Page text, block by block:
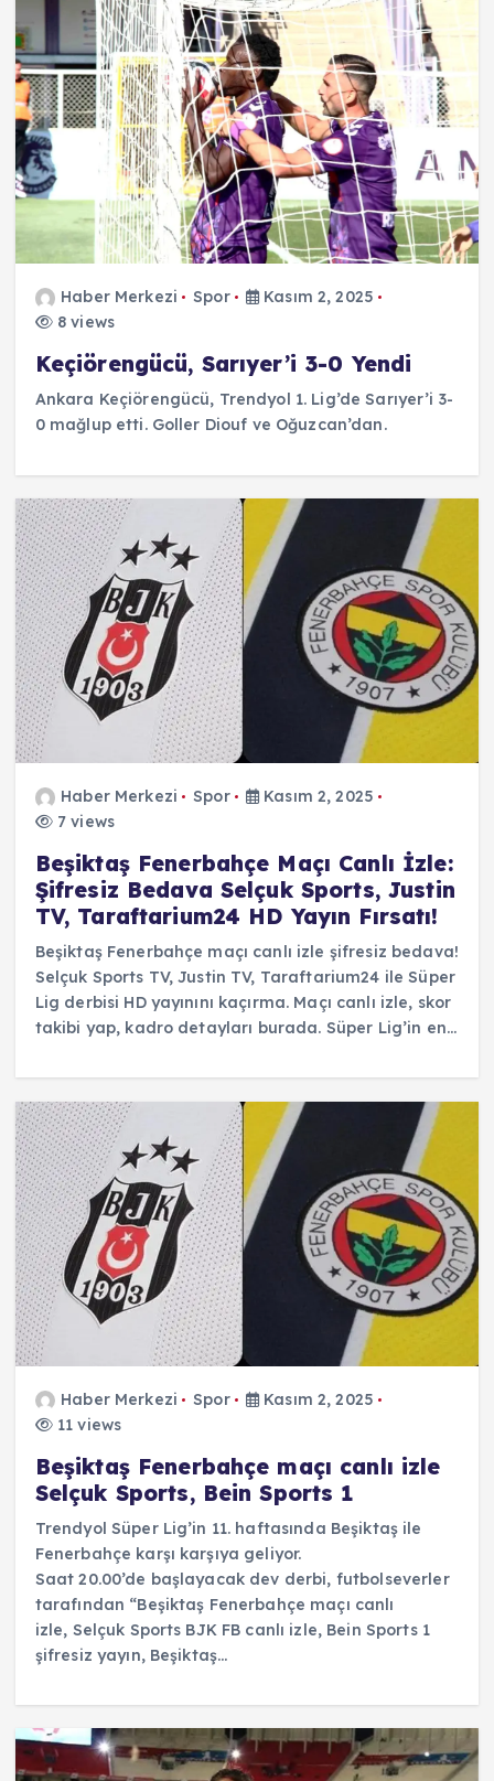
Haber Merkezi Spor
Kasım 2, 2025
8 views
Keçiörengücü, Sarıyer’i 3-0 Yendi
Ankara Keçiörengücü, Trendyol 1. Lig’de Sarıyer’i 3-
0 mağlup etti. Goller Diouf ve Oğuzcan’dan.
Haber Merkezi Spor
Kasım 2, 2025
7 views
Beşiktaş Fenerbahçe Maçı Canlı İzle:
Şifresiz Bedava Selçuk Sports, Justin
TV, Taraftarium24 HD Yayın Fırsatı!
Beşiktaş Fenerbahçe maçı canlı izle şifresiz bedava!
Selçuk Sports TV, Justin TV, Taraftarium24 ile Süper
Lig derbisi HD yayınını kaçırma. Maçı canlı izle, skor
takibi yap, kadro detayları burada. Süper Lig’in en…
Haber Merkezi Spor
Kasım 2, 2025
11 views
Beşiktaş Fenerbahçe maçı canlı izle
Selçuk Sports, Bein Sports 1
Trendyol Süper Lig’in 11. haftasında Beşiktaş ile
Fenerbahçe karşı karşıya geliyor.
Saat 20.00’de başlayacak dev derbi, futbolseverler
tarafından “Beşiktaş Fenerbahçe maçı canlı
izle, Selçuk Sports BJK FB canlı izle, Bein Sports 1
şifresiz yayın, Beşiktaş…